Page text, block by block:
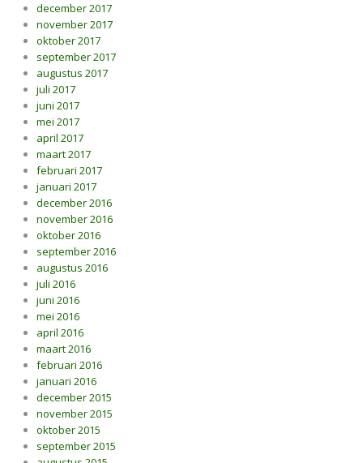
december 2017
november 2017
oktober 2017
september 2017
augustus 2017
juli 2017
juni 2017
mei 2017
april 2017
maart 2017
februari 2017
januari 2017
december 2016
november 2016
oktober 2016
september 2016
augustus 2016
juli 2016
juni 2016
mei 2016
april 2016
maart 2016
februari 2016
januari 2016
december 2015
november 2015
oktober 2015
september 2015